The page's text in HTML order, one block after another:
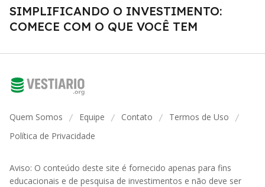
SIMPLIFICANDO O INVESTIMENTO:
COMECE COM O QUE VOCÊ TEM
Quem Somos / Equipe / Contato / Termos de Uso /
Política de Privacidade
Aviso: O conteúdo deste site é fornecido apenas para fins
educacionais e de pesquisa de investimentos e não deve ser